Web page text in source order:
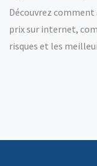
Découvrez
prix sur internet,
risques et les